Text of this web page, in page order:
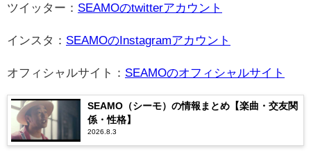
ツイッター： SEAMOのtwitterアカウント
インスタ： SEAMOのInstagramアカウント
オフィシャルサイト： SEAMOのオフィシャルサイト
SEAMO（シーモ）の情報まとめ【楽曲・交友関
係・性格】
2026.8.3